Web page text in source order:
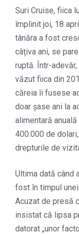
Suri Cruise, fiica
împlinit joi, 18
tânăra a fost
câțiva ani, se
ruptă. Într-
văzut fiica din
căreia îi fusese
doar șase ani la
alimentară
400.000 de
drepturile de
Ultima dată când
fost în timpul
Acuzat de presă
insistat că lipsa
datorat „unor